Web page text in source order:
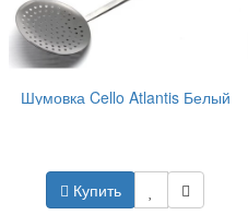
Шумовка Cello Atlantis Белый
Купить